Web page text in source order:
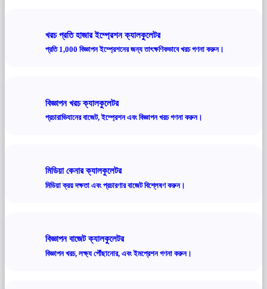
খরচ প্রতি হাজার ইম্প্রেশন ক্যালকুলেটর
প্রতি 1,000 বিজ্ঞাপন ইম্প্রেশনের জন্য তাৎক্ষণিকভাবে খরচ গণনা করুন।
বিজ্ঞাপন খরচ ক্যালকুলেটর
প্রচারাভিযানের বাজেট, ইম্প্রেশন এবং বিজ্ঞাপন খরচ গণনা করুন।
মিডিয়া কেনার ক্যালকুলেটর
মিডিয়া ক্রয় দক্ষতা এবং প্রচারণার বাজেট বিশ্লেষণ করুন।
বিজ্ঞাপন বাজেট ক্যালকুলেটর
বিজ্ঞাপন খরচ, লক্ষ্য পৌঁছানোর, এবং ইমপ্রেশন গণনা করুন।